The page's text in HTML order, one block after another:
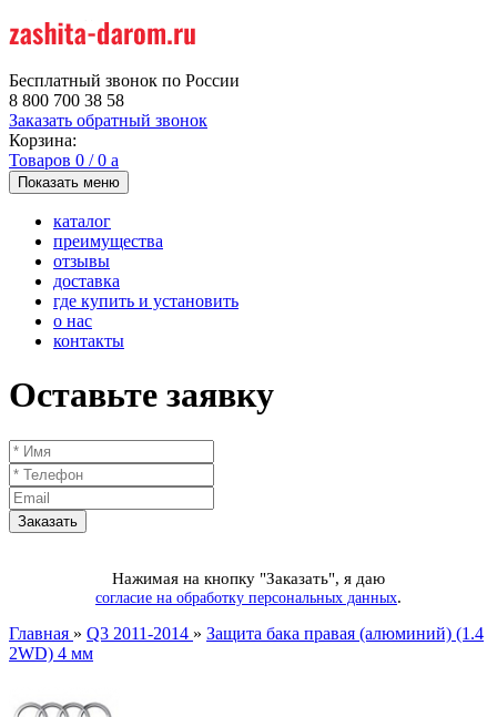
Бесплатный звонок по России
8 800 700 38 58
Заказать обратный звонок
Корзина:
Товаров 0 /0 a
Показать меню
каталог
преимущества
отзывы
доставка
где купить и установить
о нас
контакты
Оставьте заявку
Нажимая на кнопку "Заказать", я даю
согласие на обработку персональных данных.
Главная » Q3 2011-2014 » Защита бака правая (алюминий) (1.4
2WD) 4 мм